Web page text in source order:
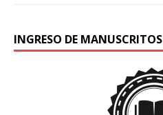
INGRESO DE MANUSCRITOS